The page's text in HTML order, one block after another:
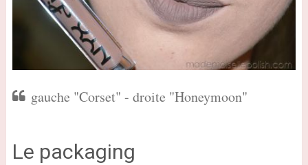
gauche "Corset" - droite "Honeymoon"
Le packaging